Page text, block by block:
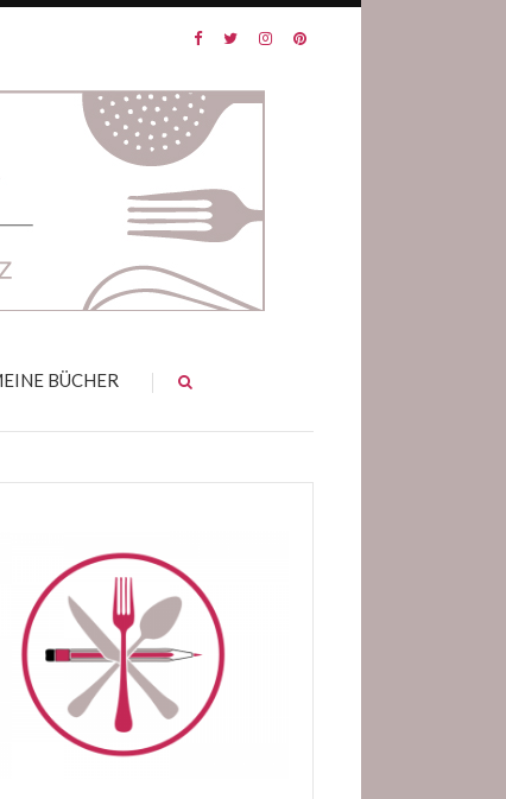
BÜCHER